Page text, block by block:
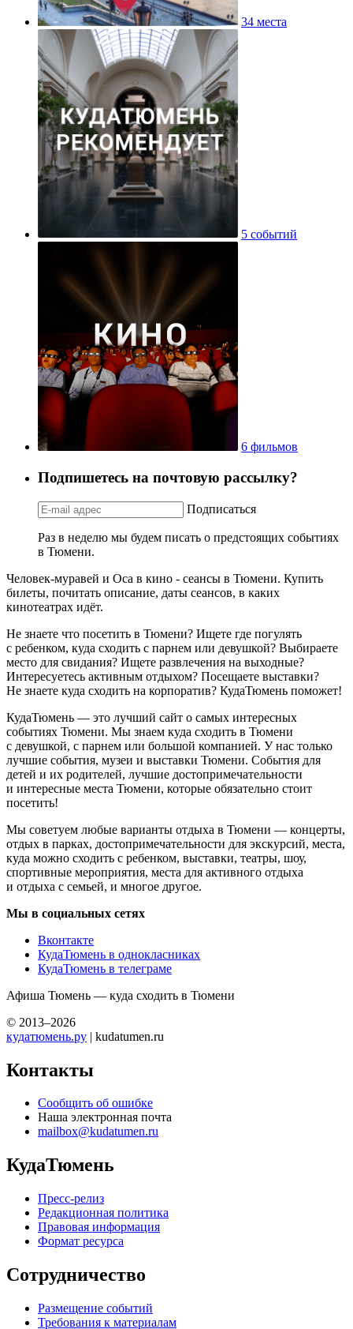
34 места
5 событий
6 фильмов
Подпишетесь на почтовую рассылку?
Подписаться
Раз в неделю мы будем писать о предстоящих событиях
в Тюмени.
Человек-муравей и Оса в кино - сеансы в Тюмени. Купить
билеты, почитать описание, даты сеансов, в каких
кинотеатрах идёт.
Не знаете что посетить в Тюмени? Ищете где погулять
с ребенком, куда сходить с парнем или девушкой? Выбираете
место для свидания? Ищете развлечения на выходные?
Интересуетесь активным отдыхом? Посещаете выставки?
Не знаете куда сходить на корпоратив? КудаТюмень поможет!
КудаТюмень — это лучший сайт о самых интересных
событиях Тюмени. Мы знаем куда сходить в Тюмени
с девушкой, с парнем или большой компанией. У нас только
лучшие события, музеи и выставки Тюмени. События для
детей и их родителей, лучшие достопримечательности
и интересные места Тюмени, которые обязательно стоит
посетить!
Мы советуем любые варианты отдыха в Тюмени — концерты,
отдых в парках, достопримечательности для экскурсий, места,
куда можно сходить с ребенком, выставки, театры, шоу,
спортивные мероприятия, места для активного отдыха
и отдыха с семьей, и многое другое.
Мы в социальных сетях
Вконтакте
КудаТюмень в однокласниках
КудаТюмень в телеграме
Афиша Тюмень — куда сходить в Тюмени
© 2013–2026
кудатюмень.ру | kudatumen.ru
Контакты
Сообщить об ошибке
Наша электронная почта
mailbox@kudatumen.ru
КудаТюмень
Пресс-релиз
Редакционная политика
Правовая информация
Формат ресурса
Сотрудничество
Размещение событий
Требования к материалам